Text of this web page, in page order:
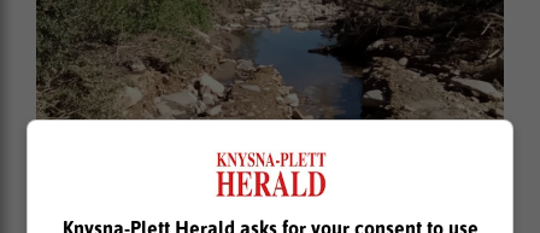
Knysna-Plett Herald asks for your consent to use